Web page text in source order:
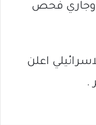
وجاري فحص
اعلن
.